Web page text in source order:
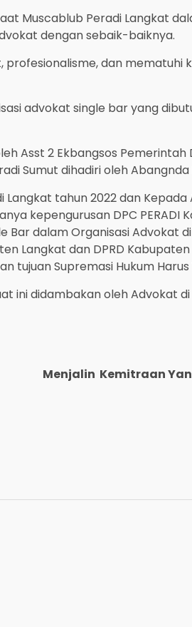
Muscablub Peradi Langkat
dengan sebaik-baiknya.
dan mematuhi
advokat single bar yang
Asst 2 Ekbangsos
Sumut dihadiri oleh Abangnda
tahun 2022 dan Kepada
kepengurusan DPC
dalam Organisasi Advokat
Langkat dan DPRD
Supremasi Hukum
ini didambakan oleh Advokat
Menjalin Kemitraan